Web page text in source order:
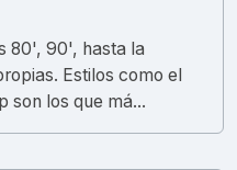
80', 90', hasta la
Estilos como el
son los que má...